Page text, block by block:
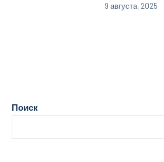
9 августа, 2025
Поиск